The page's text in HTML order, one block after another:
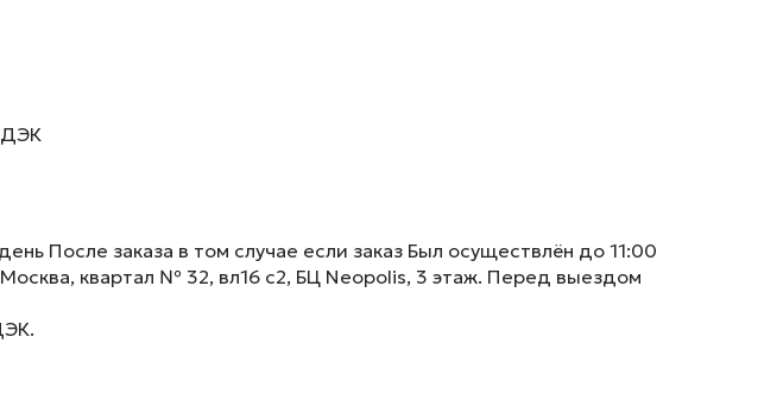
После заказа в том случае если заказ Был осуществлён до 11:00
квартал № 32, вл16 с2, БЦ Neopolis, 3 этаж. Перед выездом